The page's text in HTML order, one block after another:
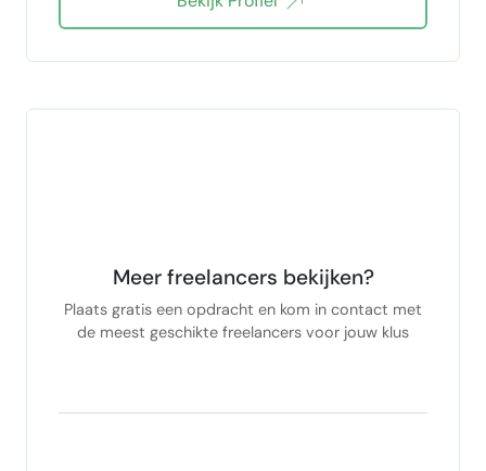
klantgericht werken
Meer freelancers bekijken?
Plaats gratis een opdracht en kom in contact met
de meest geschikte freelancers voor jouw klus